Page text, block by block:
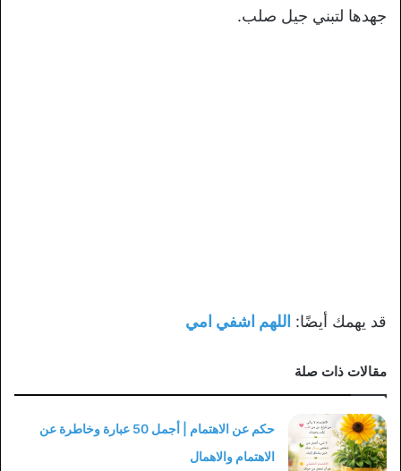
جهدها لتبني جيل صلب.
قد يهمك أيضًا: اللهم اشفي امي
مقالات ذات صلة
حكم عن الاهتمام | أجمل 50 عبارة وخاطرة عن
الاهتمام والاهمال